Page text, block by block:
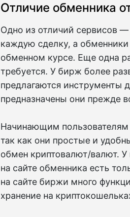
Отличие обменника
Одно из отличий сервисов
каждую сделку, а
обменном курсе. Еще одна
требуется. У бирж более
предлагаются инструменты
предназначены они прежде
Начинающим
так как они простые и
обмен криптовалют/валют.
на сайте обменника есть
на сайте биржи много
хранение на